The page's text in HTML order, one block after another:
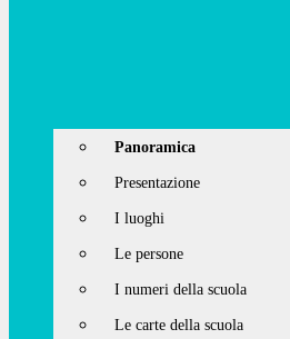
Panoramica
Presentazione
I luoghi
Le persone
I numeri della scuola
Le carte della scuola